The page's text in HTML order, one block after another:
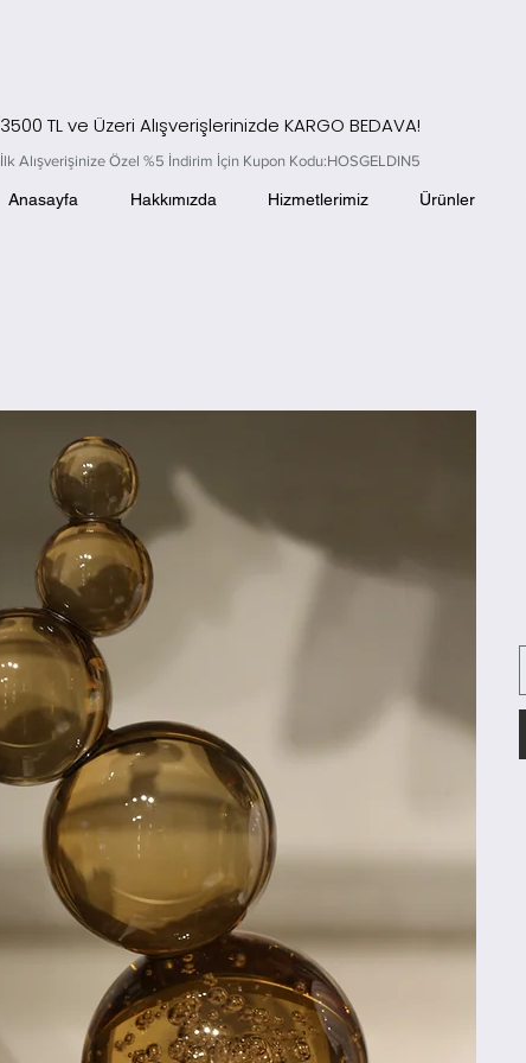
3500 TL ve Üzeri Alışverişlerinizde KARGO BEDAVA!
Anasayfa Hakkımızda Hizmetlerimiz Ürünler
İlk Alışverişinize Özel %5 İndirim İçin Kupon Kodu:HOSGELDIN5